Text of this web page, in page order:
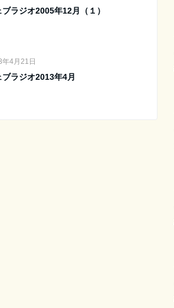
ブラジオ2005年12月（１）
年4月21日
ブラジオ2013年4月